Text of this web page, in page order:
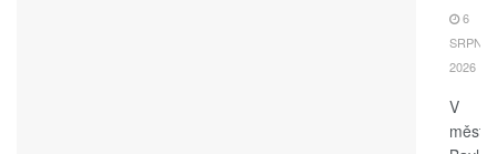
6
SRPNA,
2026
V